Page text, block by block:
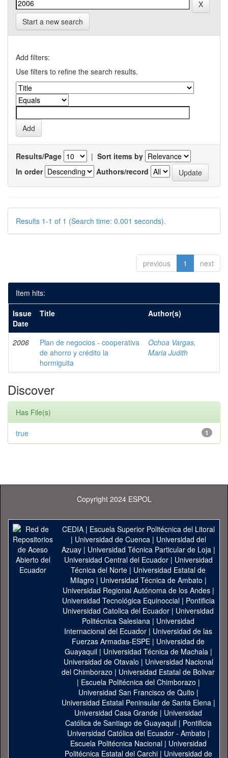
Start a new search
Add filters:
Use filters to refine the search results.
Results/Page | Sort items by
In order
Authors/record
Results 1-1 of 1 (Search time: 0.001 seconds).
previous 1 next
Item hits:
Issue
Date
Title Author(s)
2006
Plan de negocios - cooperativa
de ahorro y crédito la
hormiguita
Ochoa Vargas,
Maria Judith
Discover
Has File(s)
1
true
Copyright 2024 ESPOL
CEDIA| Escuela Superior Politécnica del Litoral
| Universidad de Cuenca| Universidad del
Azuay| Universidad Técnica Particular de Loja|
Universidad Central del Ecuador| Universidad
Técnica del Norte | Universidad Estatal de
Milagro | Universidad Técnica de Ambato |
Universidad Regional Autónoma de los Andes|
Universidad Tecnológica Equinoccial| Pontificia
Universidad Catolica del Ecuador | Universidad
Politécnica Salesiana | Universidad
Internacional del Ecuador | Universidad de las
Fuerzas Armadas-ESPE | Universidad de
Guayaquil| Universidad Técnica de Machala|
Universidad de Otavalo | Universidad Nacional
del Chimborazo | Universidad Estatal de Bolivar
| Escuela Politécnica del Chimborazo |
Universidad San Francisco de Quito |
Universidad Estatal Peninsular de Santa Elena|
Universidad Casa Grande | Universidad
Católica de Santiago de Guayaquil| Pontificia
Universidad Católica del Ecuador - Ambato |
Escuela Politécnica Nacional| Universidad
Politécnica Estatal del Carchi| Universidad de